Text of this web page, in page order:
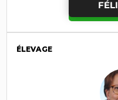
ÉLEVAGE